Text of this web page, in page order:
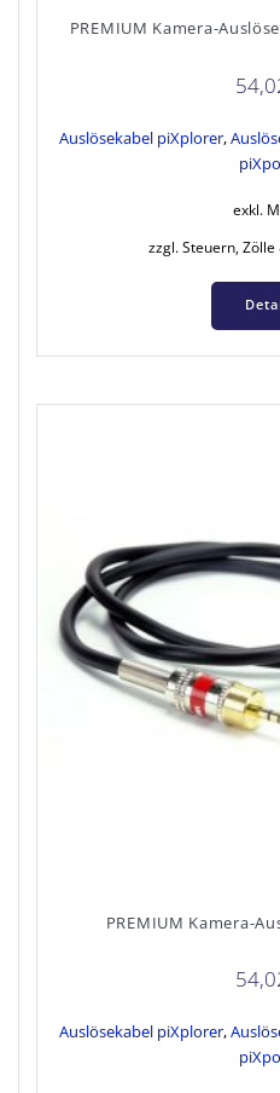
PREMIUM Kamera-
Auslösekabel piXplorer,
exkl.
zzgl. Steuern,
PREMIUM Kamera-
Auslösekabel piXplorer,